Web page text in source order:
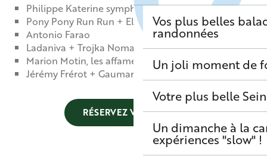
Vos plus belles
randonnées
Un joli moment de
Votre plus belle
Un dimanche à la
expériences "slow" !
Philippe Katerine symphonique
Pony Pony Run Run + Elephanz
Antonio Farao
Ladaniva + Trojka Nomad
Marion Motin, les affamés
Jérémy Frérot + Gaumar
RÉSERVEZ VOS PLACES